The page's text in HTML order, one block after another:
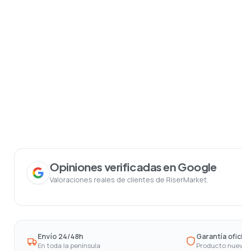
Opiniones verificadas en Google
Valoraciones reales de clientes de RiserMarket.
Envío 24/48h
En toda la península
Garantía
Producto